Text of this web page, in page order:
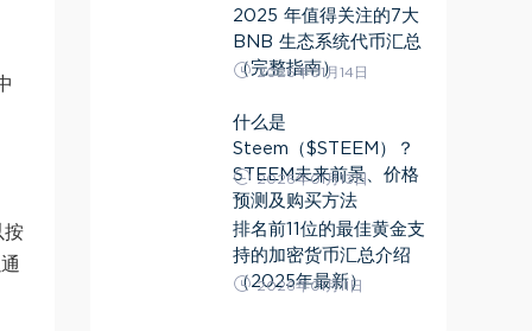
按
2025 年值得关注的7大
BNB 生态系统代币汇总
（完整指南）
2026年01月14日
什么是
Steem（$STEEM）？
STEEM未来前景、价格
预测及购买方法
2026年01月13日
排名前11位的最佳黄金支
持的加密货币汇总介绍
（2025年最新）
2026年01月11日